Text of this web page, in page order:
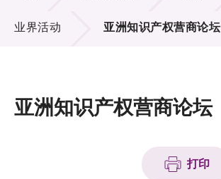
项目及资助计划
活动及消息
业界活动 亚洲知识产权营商论坛
亚洲知识产权营商论坛
打印